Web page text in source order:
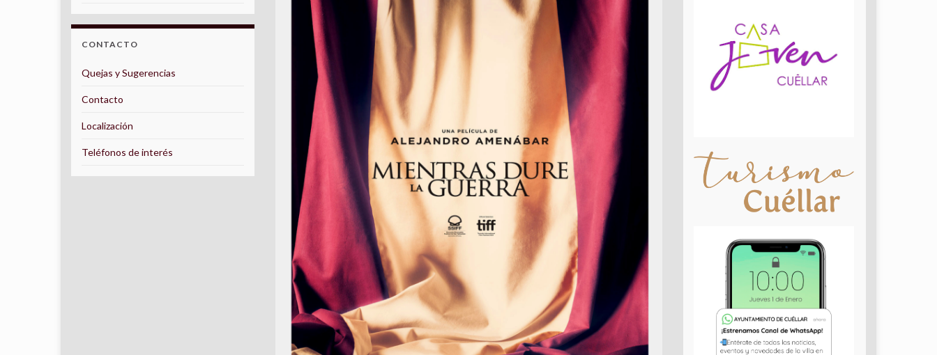
CONTACTO
Quejas y Sugerencias
Contacto
Localización
Teléfonos de interés